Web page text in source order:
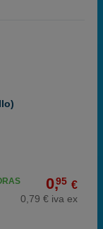
0,95 €
0,79 € iva ex